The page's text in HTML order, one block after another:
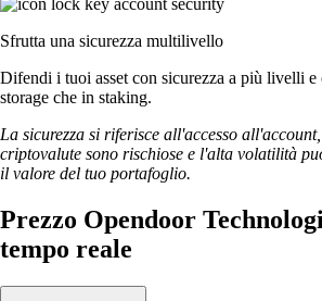
Sfrutta una sicurezza multilivello
Difendi i tuoi asset con sicurezza a più livelli
storage che in staking.
La sicurezza si riferisce all'accesso
criptovalute sono rischiose e l'alta volatilità
il valore del tuo portafoglio.
Prezzo Opendoor
tempo reale